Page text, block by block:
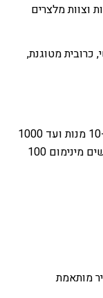
וצוות מלצרים
מטוגנת,
10 מנות ועד 1000
מנות. תפריטי הפרימיום (170 ו-300 ש״ח) דורשים מינימום 100
מותאמת